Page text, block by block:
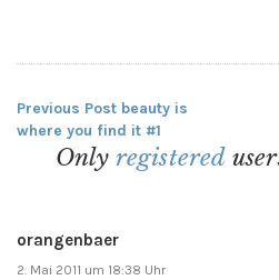
Previous Post beauty is
where you find it #1
Only registered
orangenbaer
2. Mai 2011 um 18:38 Uhr